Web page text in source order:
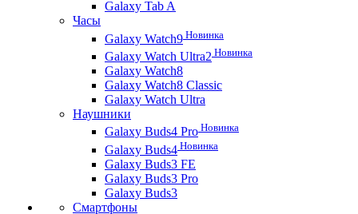
Galaxy Tab A
Часы
Galaxy Watch9 Новинка
Galaxy Watch Ultra2 Новинка
Galaxy Watch8
Galaxy Watch8 Classic
Galaxy Watch Ultra
Наушники
Galaxy Buds4 Pro Новинка
Galaxy Buds4 Новинка
Galaxy Buds3 FE
Galaxy Buds3 Pro
Galaxy Buds3
Смартфоны